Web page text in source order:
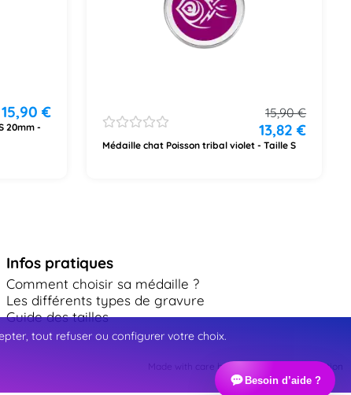
15,90€
20mm -
15,90€
13,82€
Médaille chat Poisson tribal violet - Taille S
Infos pratiques
Comment choisir sa médaille ?
Les différents types de gravure
Guide des tailles
Made with care by Webinart Communication
Besoin d’aide ?
tout refuser ou configurer votre choix.